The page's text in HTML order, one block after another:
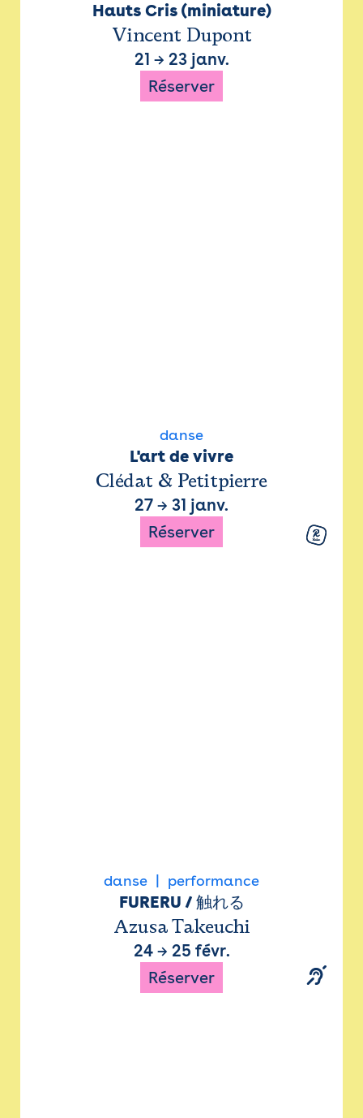
Hauts Cris (miniature)
Vincent Dupont
21 → 23 janv.
Réserver
danse
L'art de vivre
Clédat & Petitpierre
27 → 31 janv.
Réserver
danse performance
FURERU / 触れる
Azusa Takeuchi
24→ 25 févr.
Réserver